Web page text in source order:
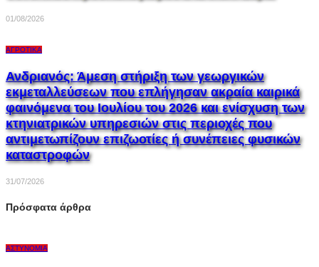
01/08/2026
ΑΓΡΟΤΙΚΆ
Ανδριανός: Άμεση στήριξη των γεωργικών
εκμεταλλεύσεων που επλήγησαν ακραία καιρικά
φαινόμενα του Ιουλίου του 2026 και ενίσχυση των
κτηνιατρικών υπηρεσιών στις περιοχές που
αντιμετωπίζουν επιζωοτίες ή συνέπειες φυσικών
καταστροφών
31/07/2026
Πρόσφατα άρθρα
ΑΣΤΥΝΟΜΊΑ